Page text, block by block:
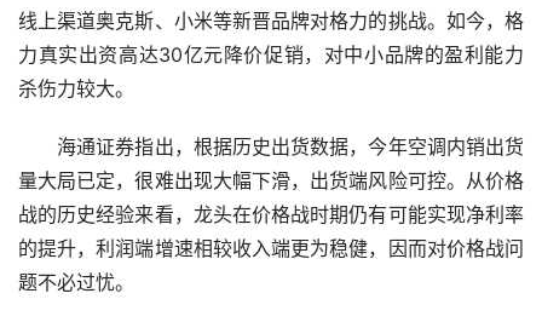
线上渠道奥克斯、小米等新晋品牌对格力的挑战。如今，格
力真实出资高达30亿元降价促销，对中小品牌的盈利能力
杀伤力较大。
海通证券指出，根据历史出货数据，今年空调内销出货
量大局已定，很难出现大幅下滑，出货端风险可控。从价格
战的历史经验来看，龙头在价格战时期仍有可能实现净利率
的提升，利润端增速相较收入端更为稳健，因而对价格战问
题不必过忧。